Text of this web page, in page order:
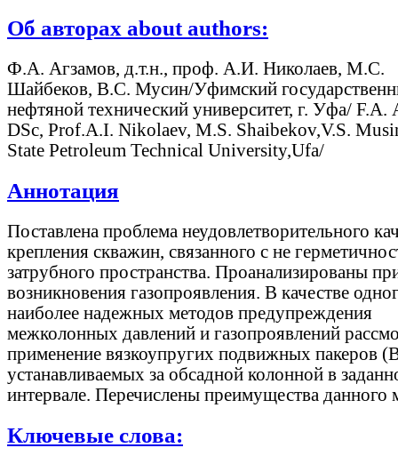
Об авторах about authors:
Ф.А. Агзамов, д.т.н., проф. А.И. Николаев, М.С.
Шайбеков, В.С. Мусин/Уфимский
нефтяной технический университет, г. Уфа/ F.А.
DSc, Prof.А.I. Nikolaev, М.S. Shaibekov,V.S.
State Petroleum Technical University,Ufa/
Аннотация
Поставлена проблема неудовлетворительного
крепления скважин, связанного с не
затрубного пространства. Проанализированы
возникновения газопроявления. В качестве
наиболее надежных методов предупреждения
межколонных давлений и газопроявлений
применение вязкоупругих подвижных пакеров
устанавливаемых за обсадной колонной в
интервале. Перечислены преимущества данного
Ключевые слова: